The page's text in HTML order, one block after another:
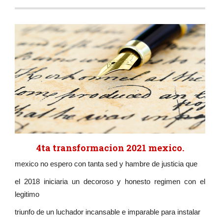
4ta transformacion 2021 mexico.
mexico no espero con tanta sed y hambre de justicia que
el 2018 iniciaria un decoroso y honesto regimen con el
legitimo
triunfo de un luchador incansable e imparable para instalar